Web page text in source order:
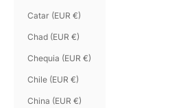
Catar (EUR €)
Chad (EUR €)
Chequia (EUR €)
Chile (EUR €)
China (EUR €)